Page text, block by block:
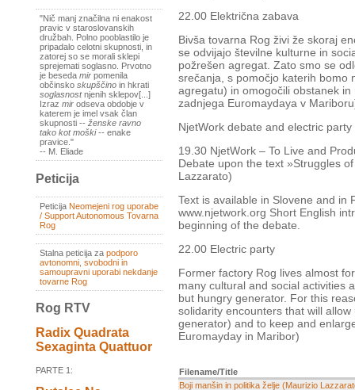
"Nič manj značilna ni enakost
pravic v staroslovanskih
družbah. Polno pooblastilo je
pripadalo celotni skupnosti, in
zatorej so se morali sklepi
sprejemati soglasno. Prvotno
je beseda mir pomenila
občinsko skupščino in hkrati
soglasnostnjenih sklepov[...]
Izraz mir odseva obdobje v
katerem je imel vsak član
skupnosti -- ženske ravno
tako kot moški-- enake
pravice."
-- M. Eliade
Peticija
Peticija Neomejeni rog uporabe
/ Support Autonomous Tovarna
Rog
Stalna peticija za podporo
avtonomni, svobodni in
samoupravni uporabi nekdanje
tovarne Rog
Rog RTV
Radix Quadrata
Sexaginta Quattuor
PARTE 1:
22.00 Električna zabava
Bivša tovarna Rog živi že skoraj
se odvijajo številne kulturne in
požrešen agregat. Zato smo se
srečanja, s pomočjo katerih bomo
agregatu) in omogočili obstanek
zadnjega Euromaydaya v
NjetWork debate and electric
19.30 NjetWork – To Live and
Debate upon the text »Struggles
Lazzarato)
Text is available in Slovene and in
www.njetwork.org Short English
beginning of the debate.
22.00 Electric party
Former factory Rog lives almost
many cultural and social activities
but hungry generator. For this
solidarity encounters that will
generator) and to keep and
Euromayday in Maribor)
Filename/Title
Boji manšin in politika želje (Maurizio